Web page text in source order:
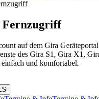
Fernzugriff
auf dem Gira
des Gira S1, Gira X1,
und komfortabel.